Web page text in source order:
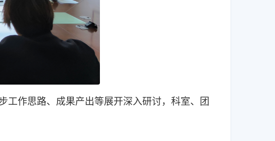
工作思路、成果产出等展开深入研讨，科室、团